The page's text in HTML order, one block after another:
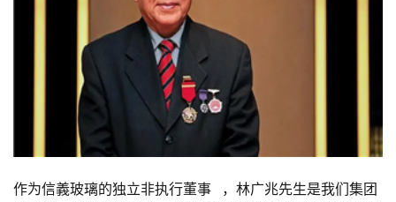
作为信義玻璃的独立非执行董事
，林广兆先生是我们集团